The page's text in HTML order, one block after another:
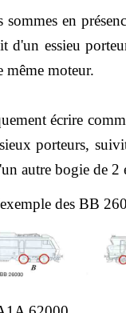
en
d'un essieu
même moteur.
écrire
porteurs,
autre bogie de 2
des BB